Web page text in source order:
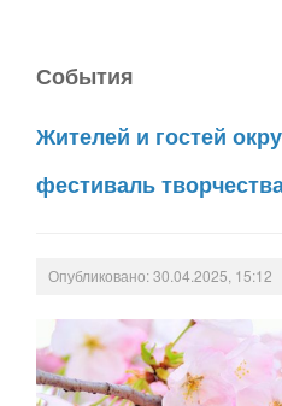
События
Жителей и гостей
фестиваль
Опубликовано: 30.04.2025, 15:12